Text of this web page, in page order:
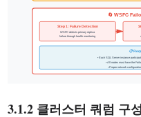
3.1.2 클러스터 쿼럼 구성